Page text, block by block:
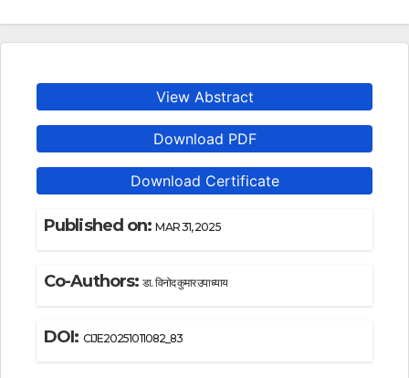
View Abstract
Download PDF
Download Certificate
Published on:MAR 31, 2025
Co-Authors:डा. विनोद कुमार उपाध्याय
DOI: CIJE20251011082_83